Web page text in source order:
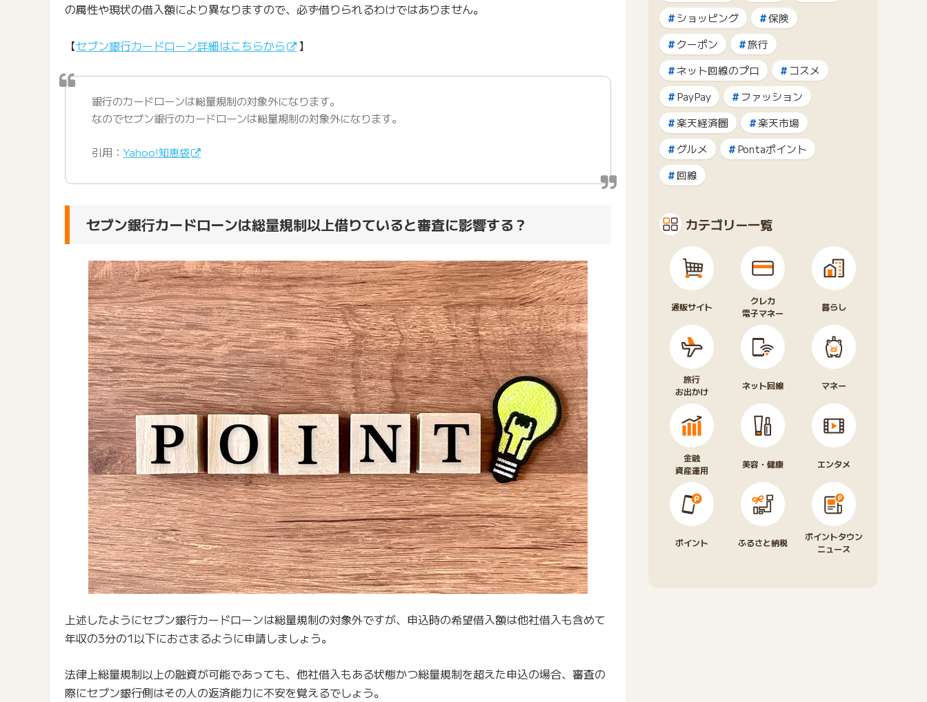
の属性や現状の借入額により異なりますので、必ず借りられるわけではありません。
【セブン銀行カードローン詳細はこちらから 】
銀行のカードローンは総量規制の対象外になります。
なのでセブン銀行のカードローンは総量規制の対象外になります。
引用：Yahoo!知恵袋
セブン銀行カードローンは総量規制以上借りていると審査に影響する？
上述したようにセブン銀行カードローンは総量規制の対象外ですが、申込時の希望借入額は他社借入も含めて
年収の3分の1以下におさまるように申請しましょう。
法律上総量規制以上の融資が可能であっても、他社借入もある状態かつ総量規制を超えた申込の場合、審査の
際にセブン銀行側はその人の返済能力に不安を覚えるでしょう。
ショッピング
保険
クーポン
旅行
ネット回線のプロ
コスメ
PayPay
ファッション
楽天経済圏
楽天市場
グルメ
Pontaポイント
回線
カテゴリー一覧
通販サイト
クレカ
電子マネー
暮らし
旅行
お出かけ
ネット回線 マネー
金融
資産運用
美容・健康 エンタメ
ポイント ふるさと納税
ポイントタウン
ニュース